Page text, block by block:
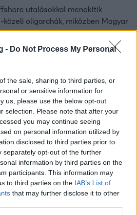
- Do Not Process My Personal
the sale, sharing to third parties, or
or sensitive information for
us, please use the below opt-out
selection. Please note that after your
you may continue seeing
on personal information utilized by
disclosed to third parties prior to
separately opt-out of the further
information by third parties on the
participants. This information may
to third parties on the IAB’s List of
that may further disclose it to other
utalásokkal menekítik
közeli oligarchák, miközben Magyar
Részletek az rtl.hu-n.
láttak Mészáros Lőrinc